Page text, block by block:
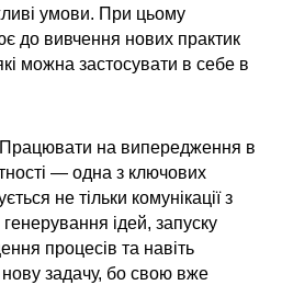
умови. При цьому
до вивчення нових практик
можна застосувати в себе в
на випередження в
— одна з ключових
не тільки комунікації з
ідей, запуску
процесів та навіть
нову задачу, бо свою вже